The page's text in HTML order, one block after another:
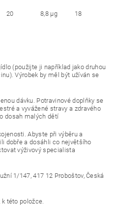
20 8,8 μg 18
(použijte ji například jako druhou
Výrobek by měl být užíván se
dávku. Potravinové doplňky se
a vyvážené stravy a zdravého
dosah malých dětí
Abyste při výběru a
dobře a dosáhli co největšího
výživový specialista
1/147, 417 12 Proboštov, Česká
této položce.